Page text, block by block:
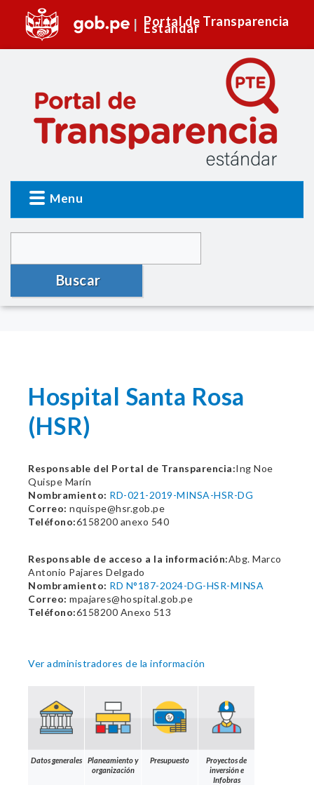
Portal de Transparencia
Estándar
Menu
Buscar
Hospital Santa Rosa
(HSR)
Responsable del Portal de Transparencia:Ing Noe
Quispe Marín
Nombramiento: RD-021-2019-MINSA-HSR-DG
Correo: nquispe@hsr.gob.pe
Teléfono:6158200 anexo 540
Responsable de acceso a la información:Abg. Marco
Antonio Pajares Delgado
Nombramiento: RD N°187-2024-DG-HSR-MINSA
Correo: mpajares@hospital.gob.pe
Teléfono:6158200 Anexo 513
Ver administradores de la información
Datos generales
Planeamiento y
organización
Presupuesto
Proyectos de
inversión e
Infobras